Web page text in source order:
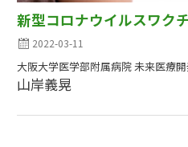
新型コロナウイルスワク
2022-03-11
大阪大学医学部附属病院 未来医療
山岸義晃